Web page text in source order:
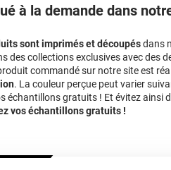
à la demande dans
sont imprimés et découpésdans
des collections exclusives avec des
commandé sur notre site est
. La couleur perçue peut varier
échantillons gratuits ! Et évitez ainsi
vos échantillons gratuits !